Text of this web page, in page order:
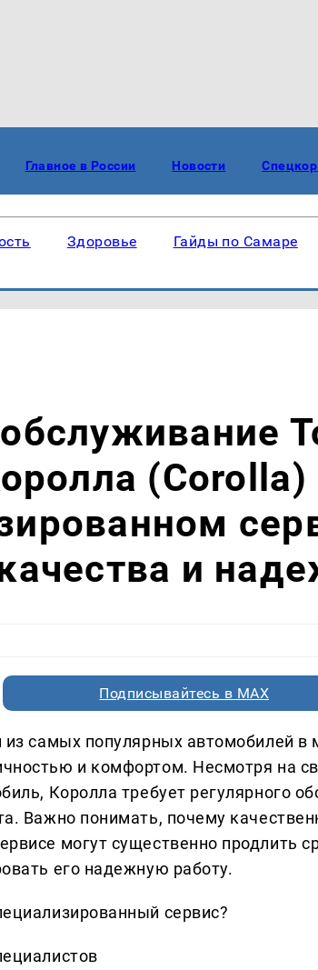
Главное в России Новости
Здоровье Гайды по Самаре
(Corolla)
и
Подписывайтесь в MAX
самых популярных автомобилей в
и комфортом. Несмотря на
Королла требует регулярного
Важно понимать, почему
могут существенно продлить
его надежную работу.
сервис?